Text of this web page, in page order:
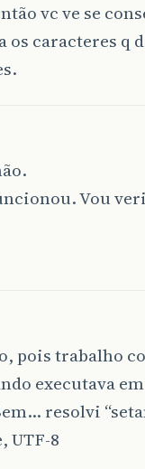
vc ve se
os caracteres q
Vou
pois trabalho
executava
resolvi
UTF-8